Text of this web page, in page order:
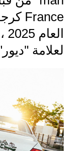
لعلامة